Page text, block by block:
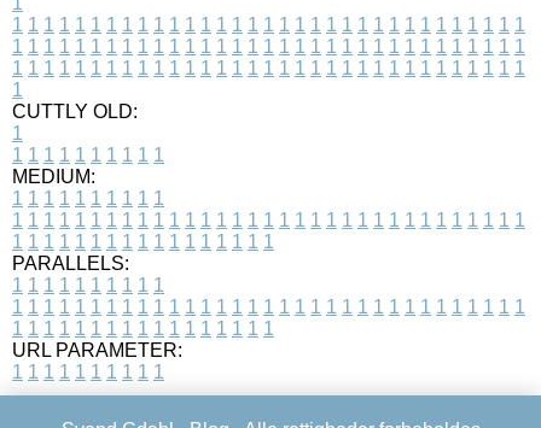
1 1 1 1 1 1 1 1 1 1 1 1 1 1 1 1 1 1 1 1 1 1 1 1 1 1 1 1 1 1 1 1 1
1 1 1 1 1 1 1 1 1 1 1 1 1 1 1 1 1 1 1 1 1 1 1 1 1 1 1 1 1 1 1 1 1
1 1 1 1 1 1 1 1 1 1 1 1 1 1 1 1 1 1 1 1 1 1 1 1 1 1 1 1 1 1 1 1 1
1
CUTTLY OLD:
1
1 1 1 1 1 1 1 1 1 1
MEDIUM:
1 1 1 1 1 1 1 1 1 1
1 1 1 1 1 1 1 1 1 1 1 1 1 1 1 1 1 1 1 1 1 1 1 1 1 1 1 1 1 1 1 1 1
1 1 1 1 1 1 1 1 1 1 1 1 1 1 1 1 1
PARALLELS:
1 1 1 1 1 1 1 1 1 1
1 1 1 1 1 1 1 1 1 1 1 1 1 1 1 1 1 1 1 1 1 1 1 1 1 1 1 1 1 1 1 1 1
1 1 1 1 1 1 1 1 1 1 1 1 1 1 1 1 1
URL PARAMETER:
1 1 1 1 1 1 1 1 1 1